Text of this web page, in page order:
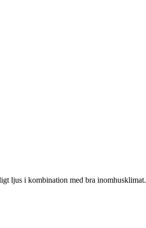
ljus i kombination med bra inomhusklimat.